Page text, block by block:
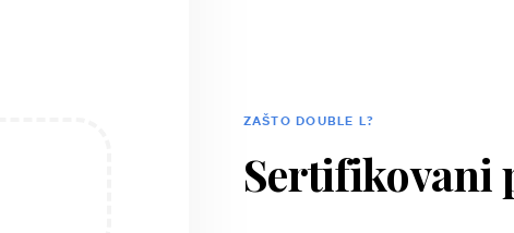
ZAŠTO DOUBLE L?
Sertifikovani